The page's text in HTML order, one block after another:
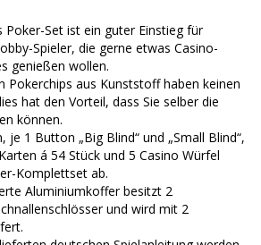
Poker-Set ist ein guter Einstieg für
Spieler, die gerne etwas Casino-
genießen wollen.
Pokerchips aus Kunststoff haben keinen
hat den Vorteil, dass Sie selber die
können.
je 1 Button „Big Blind“ und „Small Blind“,
á 54 Stück und 5 Casino Würfel
Komplettset ab.
Aluminiumkoffer besitzt 2
und wird mit 2